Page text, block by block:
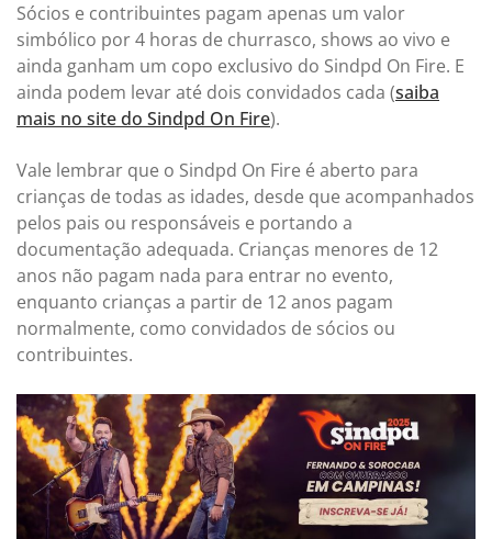
Sócios e contribuintes pagam apenas um valor
simbólico por 4 horas de churrasco, shows ao vivo e
ainda ganham um copo exclusivo do Sindpd On Fire. E
ainda podem levar até dois convidados cada (saiba
mais no site do Sindpd On Fire).
Vale lembrar que o Sindpd On Fire é aberto para
crianças de todas as idades, desde que acompanhados
pelos pais ou responsáveis e portando a
documentação adequada. Crianças menores de 12
anos não pagam nada para entrar no evento,
enquanto crianças a partir de 12 anos pagam
normalmente, como convidados de sócios ou
contribuintes.